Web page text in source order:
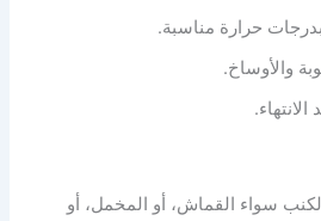
حرارة مناسبة.
والأوساخ.
سواء القماش، أو المخمل، أو